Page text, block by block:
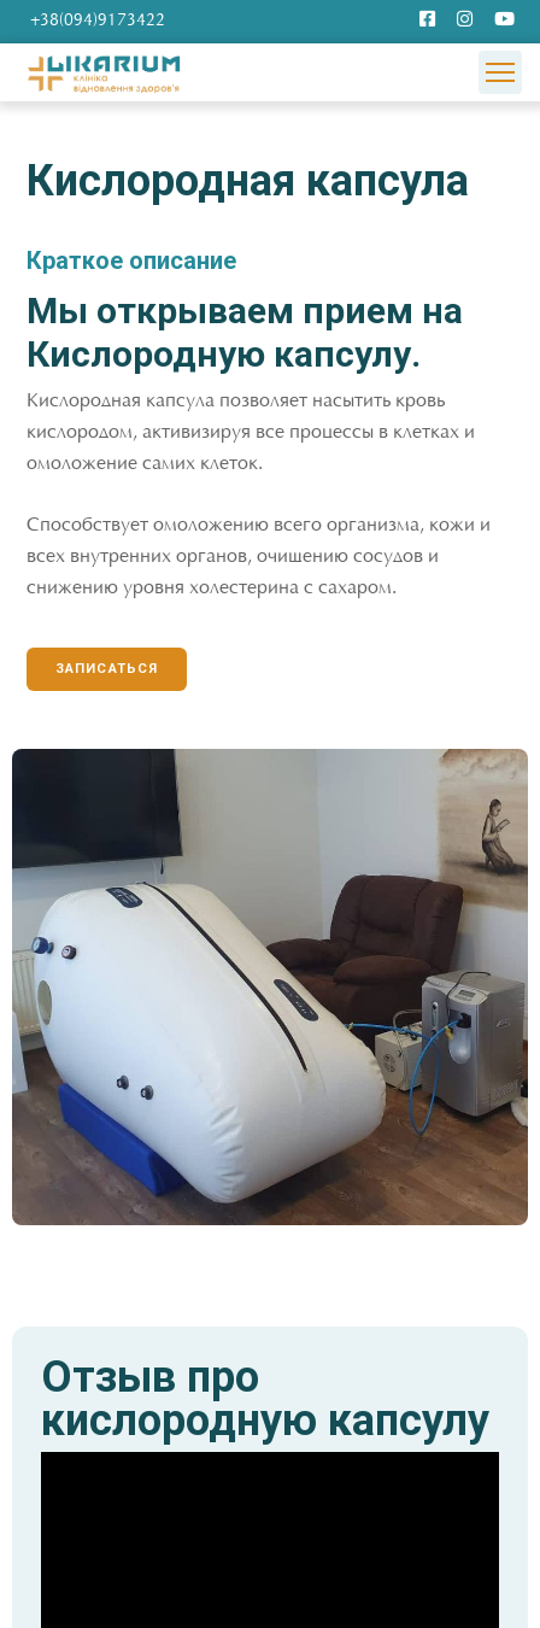
+38(094)9173422
Кислородная капсула
Краткое описание
Мы открываем прием на
Кислородную капсулу.
Кислородная капсула позволяет насытить кровь
кислородом, активизируя все процессы в клетках и
омоложение самих клеток.
Способствует омоложению всего организма, кожи и
всех внутренних органов, очищению сосудов и
снижению уровня холестерина с сахаром.
ЗАПИСАТЬСЯ
Отзыв про
кислородную капсулу